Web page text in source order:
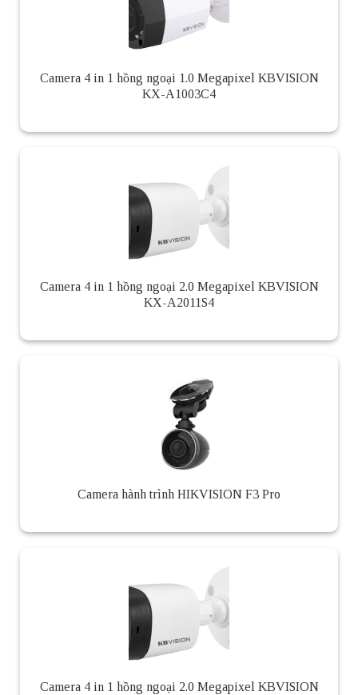
Camera 4 in 1 hồng ngoại 1.0 Megapixel KBVISION
KX-A1003C4
Camera 4 in 1 hồng ngoại 2.0 Megapixel KBVISION
KX-A2011S4
Camera hành trình HIKVISION F3 Pro
Camera 4 in 1 hồng ngoại 2.0 Megapixel KBVISION